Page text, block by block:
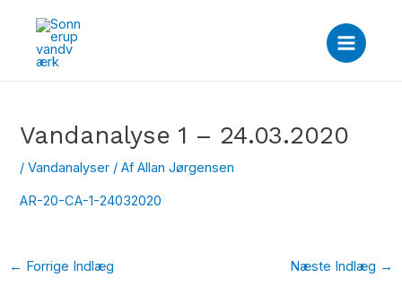
indholdet
Menu
Vandanalyse 1 – 24.03.2020
/Vandanalyser / AfAllan Jørgensen
AR-20-CA-1-24032020
navigation
← Forrige Indlæg Næste Indlæg →